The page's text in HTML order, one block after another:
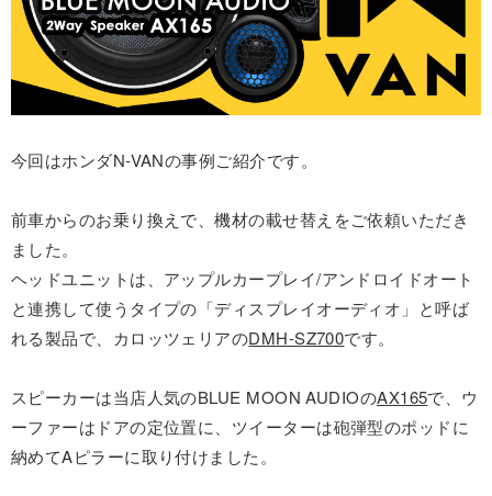
今回はホンダN-VANの事例ご紹介です。
前車からのお乗り換えで、機材の載せ替えをご依頼いただき
ました。
ヘッドユニットは、アップルカープレイ/アンドロイドオート
と連携して使うタイプの「ディスプレイオーディオ」と呼ば
れる製品で、カロッツェリアのDMH-SZ700です。
スピーカーは当店人気のBLUE MOON AUDIOのAX165で、ウ
ーファーはドアの定位置に、ツイーターは砲弾型のポッドに
納めてAピラーに取り付けました。